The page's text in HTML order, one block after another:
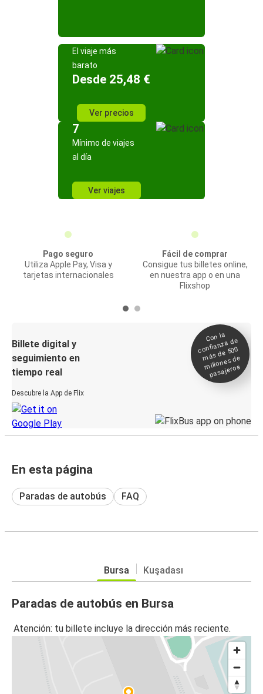
El viaje más
barato
Desde 25,48 €
Ver precios
7
Mínimo de viajes
al día
Ver viajes
Pago seguro
Utiliza Apple Pay, Visa y
tarjetas internacionales
Fácil de comprar
Consigue tus billetes online,
en nuestra app o en una
Flixshop
Billete digital y
seguimiento en
tiempo real
Descubre la App de Flix
Con la
confianza de
más de 500
millones de
pasajeros
En esta página
Paradas de autobús FAQ
Bursa Kuşadası
Paradas de autobús en Bursa
Atención: tu billete incluye la dirección más reciente.